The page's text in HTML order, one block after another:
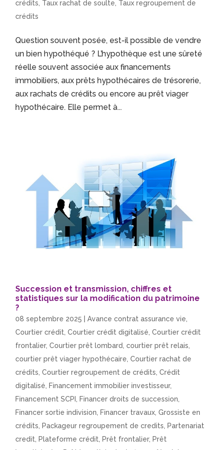
crédits Taux rachat de soulte Taux regroupement de
crédits
Question souvent posée, est-il possible de vendre
un bien hypothéqué ? L’hypothèque est une sûreté
réelle souvent associée aux financements
immobiliers, aux prêts hypothécaires de trésorerie,
aux rachats de crédits ou encore au prêt viager
hypothécaire. Elle permet à...
Succession et transmission, chiffres et
statistiques sur la modification du patrimoine
?
08 septembre 2025 |Avance contrat assurance vie
Courtier crédit ,Courtier crédit digitalisé ,Courtier crédit
frontalier,Courtier prêt lombard ,courtier prêt relais
courtier prêt viager hypothécaire ,Courtier rachat de
crédits ,Courtier regroupement de crédits ,Crédit
digitalisé
Financement immobilier investisseur,
Financement SCPI
Financer droits de succession
Financer sortie indivision
Financer travaux ,Grossiste en
crédits
Packageur regroupement de credits
Partenariat
credit
Plateforme crédit Prêt frontalier, Prêt